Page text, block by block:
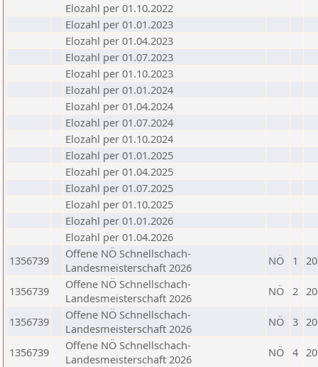
Elozahl per 01.10.2022
Elozahl per 01.01.2023
Elozahl per 01.04.2023
Elozahl per 01.07.2023
Elozahl per 01.10.2023
Elozahl per 01.01.2024
Elozahl per 01.04.2024
Elozahl per 01.07.2024
Elozahl per 01.10.2024
Elozahl per 01.01.2025
Elozahl per 01.04.2025
Elozahl per 01.07.2025
Elozahl per 01.10.2025
Elozahl per 01.01.2026
Elozahl per 01.04.2026
1356739
Offene NÖ Schnellschach-
Landesmeisterschaft 2026
NÖ 1
1356739
Offene NÖ Schnellschach-
Landesmeisterschaft 2026
NÖ 2
1356739
Offene NÖ Schnellschach-
Landesmeisterschaft 2026
NÖ 3
1356739
Offene NÖ Schnellschach-
Landesmeisterschaft 2026
NÖ 4